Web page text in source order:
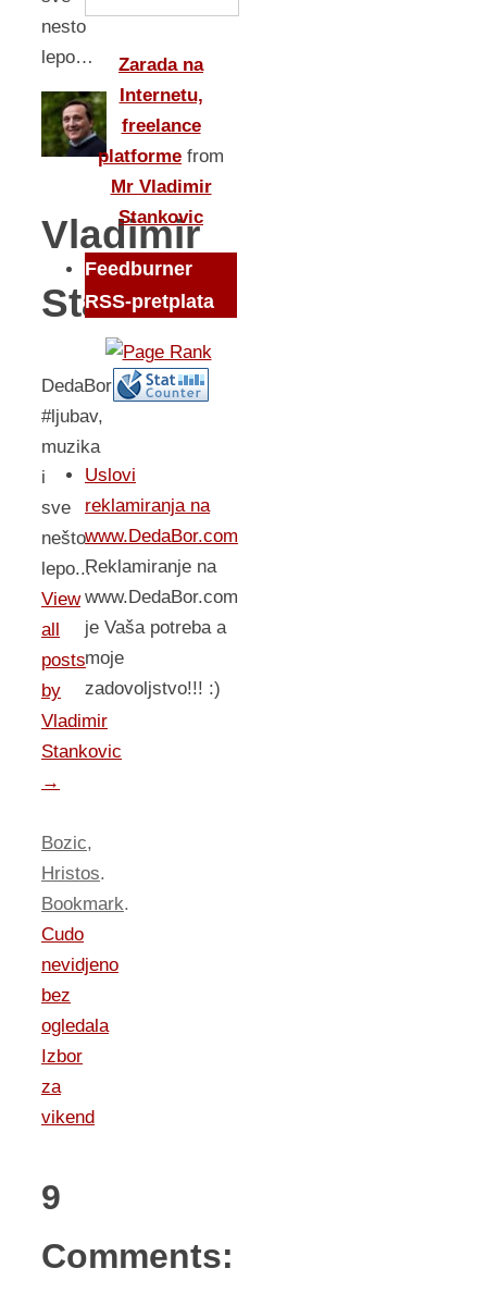
nesto
lepo…
Vladimir
Stankovic
DedaBor
#ljubav,
muzika
i
sve
nešto
lepo...
View
all
posts
by
Vladimir
Stankovic
→
Bozic,
Hristos.
Bookmark.
Cudo
nevidjeno
bez
ogledala
Izbor
za
vikend
9
Comments:
Zarada na
Internetu,
freelance
platforme from
Mr Vladimir
Stankovic
Feedburner
RSS-pretplata
Uslovi
reklamiranja na
www.DedaBor.com
Reklamiranje na
www.DedaBor.com
je Vaša potreba a
moje
zadovoljstvo!!! :)